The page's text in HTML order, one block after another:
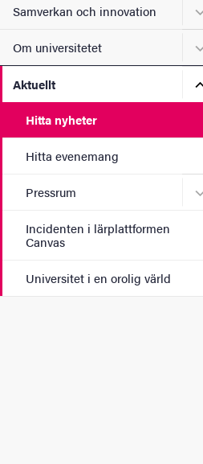
Samverkan och innovation
Om universitetet
Aktuellt
Hitta nyheter
Hitta evenemang
Pressrum
Incidenten i lärplattformen
Canvas
Universitet i en orolig värld